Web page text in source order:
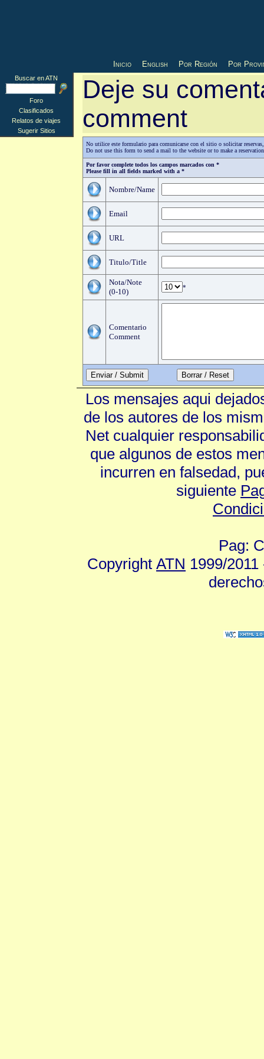
Inicio English Por Región Por
Deje su
comment
No utilice este formulario para comunicarse con el sitio o solicitar
Do not use this form to send a mail to the website or to make a
Por favor complete todos los campos marcados con *
Please fill in all fields marked with a *
Nombre/Name
Email
URL
Titulo/Title
Nota/Note
(0-10)
*
Comentario
Comment
Enviar / Submit
Buscar en ATN
Foro
Clasificados
Relatos de viajes
Sugerir Sitios
Los mensajes aqui
de los autores de los
Net cualquier
que algunos de estos
incurren en falsedad,
siguiente
Pag:
Copyright ATN 1999/